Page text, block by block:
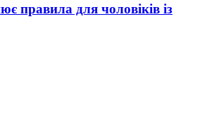
правила для чоловіків із